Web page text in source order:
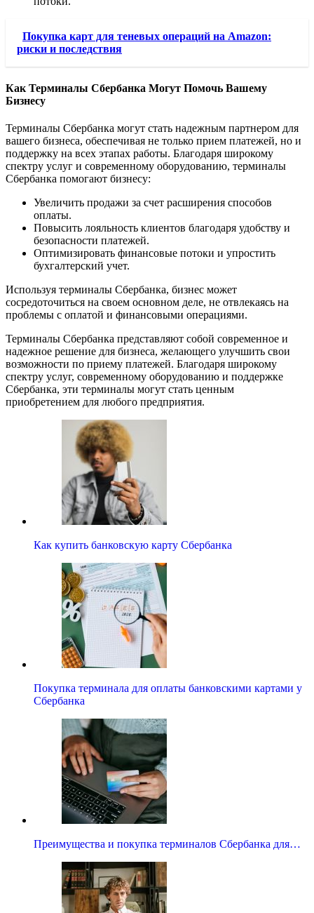
Покупка карт для теневых операций на Amazon:
риски и последствия
Как Терминалы Сбербанка Могут Помочь Вашему
Бизнесу
Терминалы Сбербанка могут стать надежным партнером для
вашего бизнеса, обеспечивая не только прием платежей, но и
поддержку на всех этапах работы. Благодаря широкому
спектру услуг и современному оборудованию, терминалы
Сбербанка помогают бизнесу:
Увеличить продажи за счет расширения способов
оплаты.
Повысить лояльность клиентов благодаря удобству и
безопасности платежей.
Оптимизировать финансовые потоки и упростить
бухгалтерский учет.
Используя терминалы Сбербанка, бизнес может
сосредоточиться на своем основном деле, не отвлекаясь на
проблемы с оплатой и финансовыми операциями.
Терминалы Сбербанка представляют собой современное и
надежное решение для бизнеса, желающего улучшить свои
возможности по приему платежей. Благодаря широкому
спектру услуг, современному оборудованию и поддержке
Сбербанка, эти терминалы могут стать ценным
приобретением для любого предприятия.
Как купить банковскую карту Сбербанка
Покупка терминала для оплаты банковскими картами у
Сбербанка
Преимущества и покупка терминалов Сбербанка для…